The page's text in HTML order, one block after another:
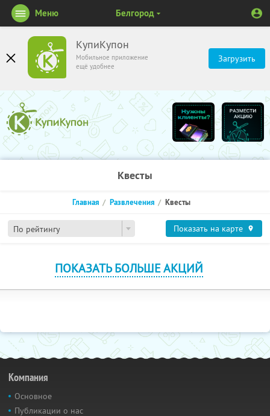
КупиКупон
Мобильное приложение
ещё удобнее
Загрузить
Меню Белгород
Квесты
По рейтингу
Главная Развлечения Квесты
Показать на карте
ПОКАЗАТЬ БОЛЬШЕ АКЦИЙ
Компания
Основное
Публикации о нас